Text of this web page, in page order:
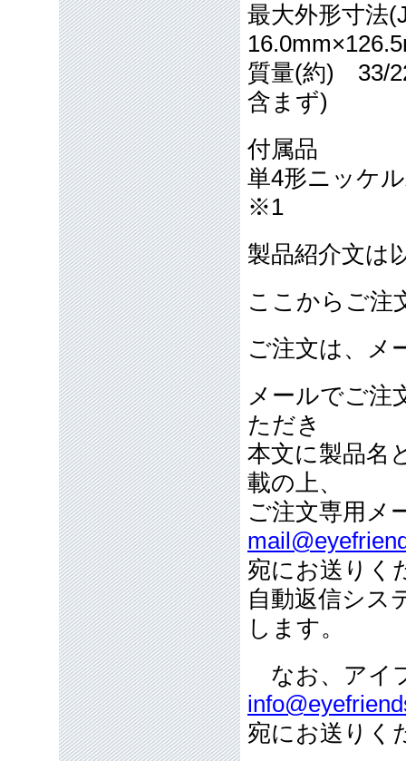
最大外形寸法
質量(約) 33/
含まず)
付属品
単4形ニッケ
※1
製品紹介文は
ここからご注
ご注文は、メ
メールでご注
ただき
本文に製品名
載の上、
ご注文専用
宛にお送りく
自動返信シス
します。
なお、アイ
宛にお送りく